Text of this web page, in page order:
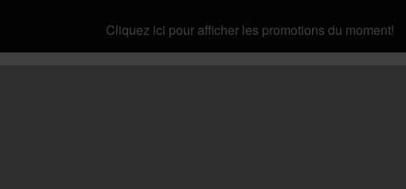
Cliquez ici pour afficher les promotions du moment!